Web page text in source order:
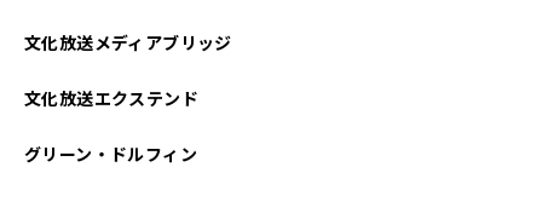
文化放送メディアブリッジ
文化放送エクステンド
グリーン・ドルフィン